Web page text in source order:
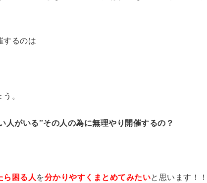
するのは
。
人がいる”その人の為に無理やり開催するの？
ら困る人を分かりやすくまとめてみたいと思います！！